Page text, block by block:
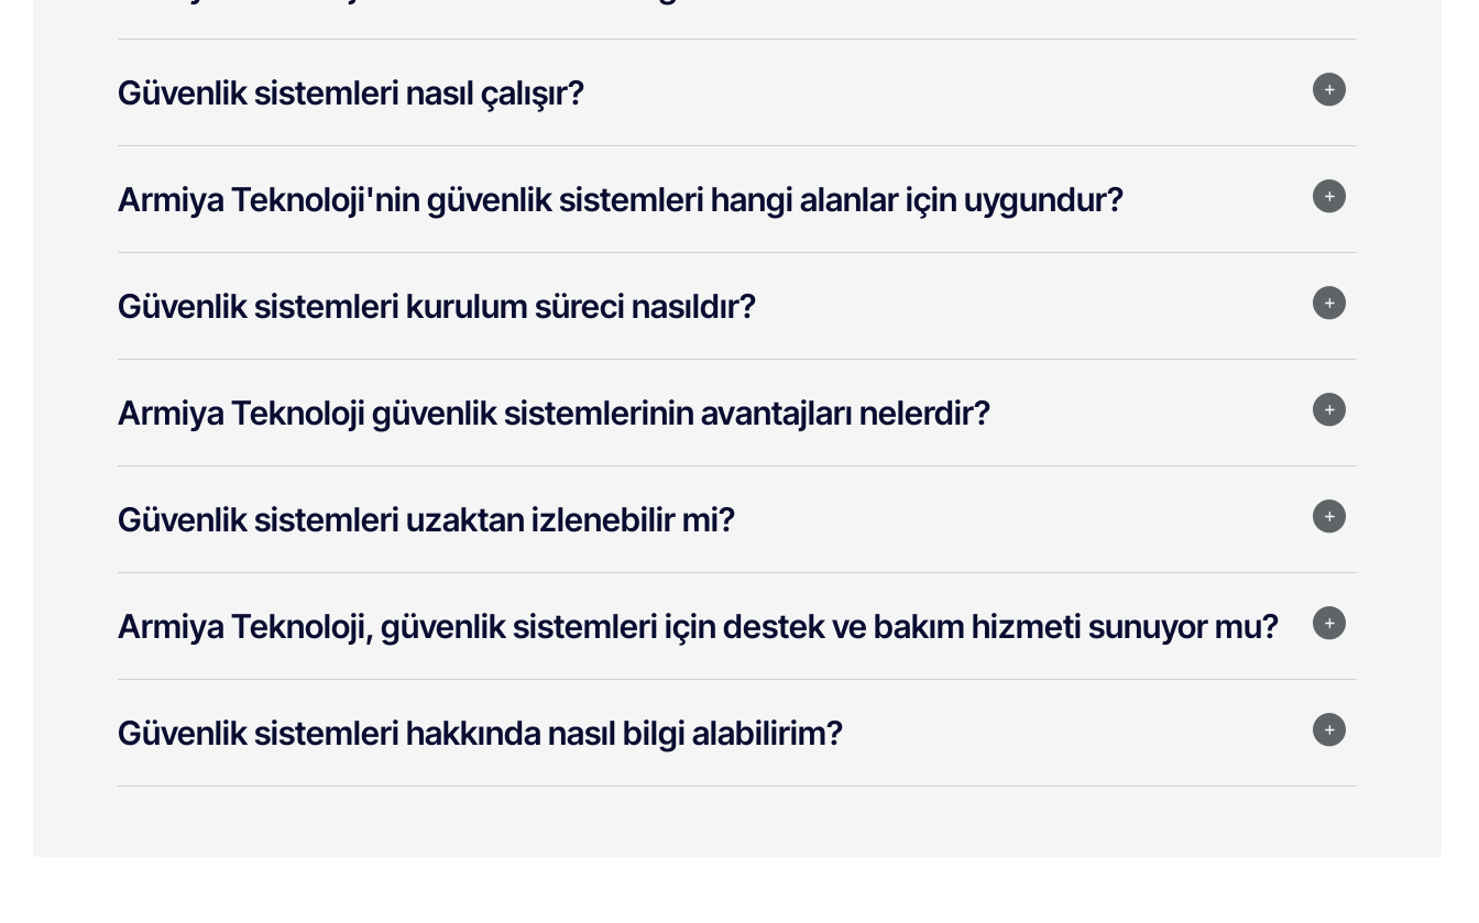
Güvenlik sistemleri nasıl çalışır?
Armiya Teknoloji'nin güvenlik sistemleri hangi alanlar için uygundur?
Güvenlik sistemleri kurulum süreci nasıldır?
Armiya Teknoloji güvenlik sistemlerinin avantajları nelerdir?
Güvenlik sistemleri uzaktan izlenebilir mi?
Armiya Teknoloji, güvenlik sistemleri için destek ve bakım hizmeti sunuyor mu?
Güvenlik sistemleri hakkında nasıl bilgi alabilirim?